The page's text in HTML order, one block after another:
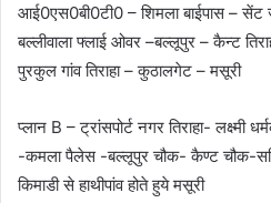
आई0एस0बी0टी0 – शिमला बाईपास –
बल्लीवाला फ्लाई ओवर –बल्लूपुर – कैन्ट
पुरकुल गांव तिराहा – कुठालगेट – मसूरी
प्लान B – ट्रांसपोर्ट नगर तिराहा- लक्ष्मी
-कमला पैलेस -बल्लूपुर चौक- कैण्ट चौक-
किमाडी से हाथीपांव होते हुये मसूरी